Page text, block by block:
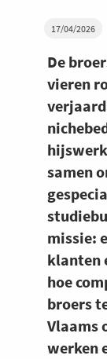
17/04/2026
De
vieren
samen
missie:
klanten
hoe
broers
Vlaams
werken